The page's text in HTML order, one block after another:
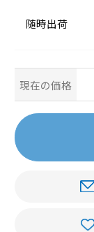
随時出荷
現在の価格